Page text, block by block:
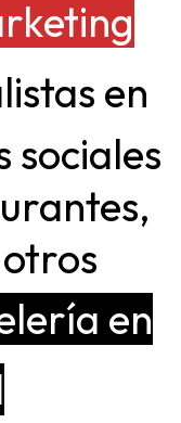
en
sociales
en